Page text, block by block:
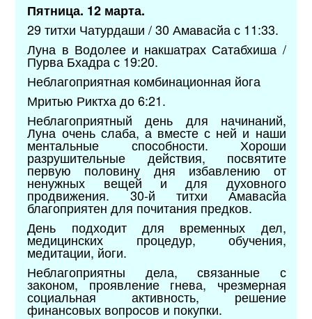
Пятница. 12 марта.
29 титхи Чатурдаши / 30 Амавасйа с 11:33.
Луна в Водолее и накшатрах Сатабхиша /
Пурва Бхадра с 19:20.
Неблагоприятная комбинационная йога
Мритью Риктха до 6:21.
Неблагоприятный день для начинаний,
Луна очень слаба, а вместе с ней и наши
ментальные способности. Хороши
разрушительные действия, посвятите
первую половину дня избавлению от
ненужных вещей и для духовного
продвижения. 30-й титхи Амавасйа
благоприятен для почитания предков.
День подходит для временных дел,
медицинских процедур, обучения,
медитации, йоги.
Неблагоприятны дела, связанные с
законом, проявление гнева, чрезмерная
социальная активность, решение
финансовых вопросов и покупки.